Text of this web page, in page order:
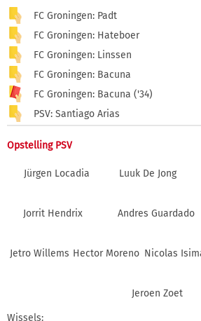
FC Groningen: Padt
FC Groningen: Hateboer
FC Groningen: Linssen
FC Groningen: Bacuna
FC Groningen: Bacuna ('34)
PSV: Santiago Arias
Opstelling PSV
Jürgen Locadia Luuk De Jong
Jorrit Hendrix Andres Guardado
Jetro Willems Hector Moreno Nicolas
Jeroen Zoet
Wissels: